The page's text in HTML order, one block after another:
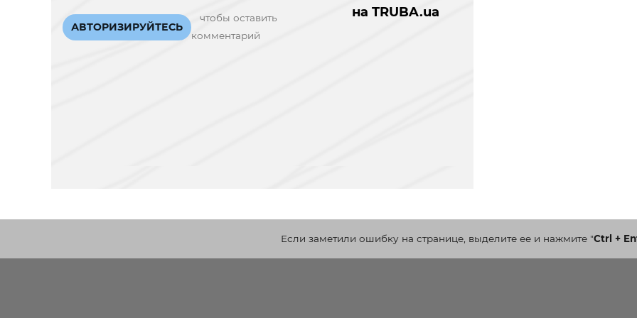
АВТОРИЗИРУЙТЕСЬ
чтобы оставить
комментарий
на TRUBA.ua
Если заметили ошибку на странице, выделите ее и нажмите"Ctrl +